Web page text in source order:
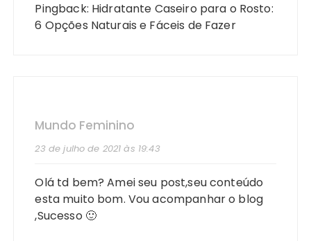
Pingback: Hidratante Caseiro para o Rosto:
6 Opções Naturais e Fáceis de Fazer
Mundo Feminino
23 de julho de 2021 às 19:43
Olá td bem? Amei seu post,seu conteúdo
esta muito bom. Vou acompanhar o blog
,Sucesso 🙂